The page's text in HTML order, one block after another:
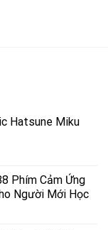
Hatsune Miku
Phím Cảm Ứng
Người Mới Học